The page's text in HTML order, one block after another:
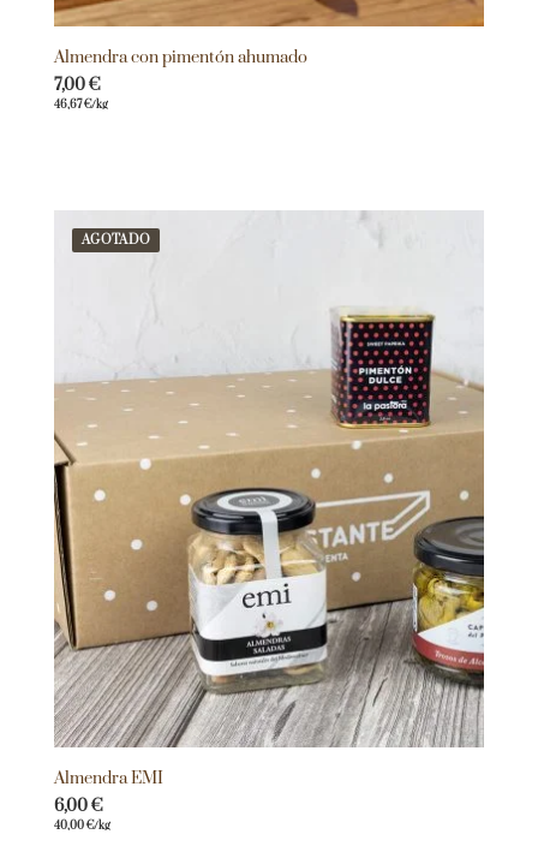
Almendra con pimentón ahumado
7,00€
46,67€/kg
AGOTADO
Almendra EMI
6,00€
40,00€/kg